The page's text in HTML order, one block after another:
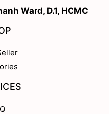
Ward, D.1, HCMC